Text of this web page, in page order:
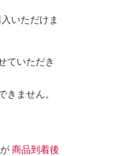
いただけま
ていただき
ません。
商品到着後